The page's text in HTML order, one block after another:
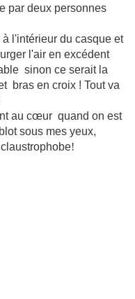
par deux personnes
l'intérieur du casque et
l'air en excédent
sinon ce serait la
bras en croix ! Tout va
au cœur quand on est
sous mes yeux,
!